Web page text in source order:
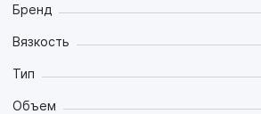
температурах окружающей среды:
свойств при применении топлива
содержанием серы до 500 ppm) за
- Синтетическая ester-содержащая
Бренд
Вязкость
Тип
Объем